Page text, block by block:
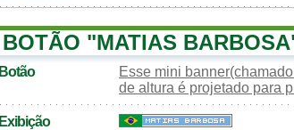
BOTÃO "MATIAS
Botão
Esse mini
de altura é projetado para
Exibição